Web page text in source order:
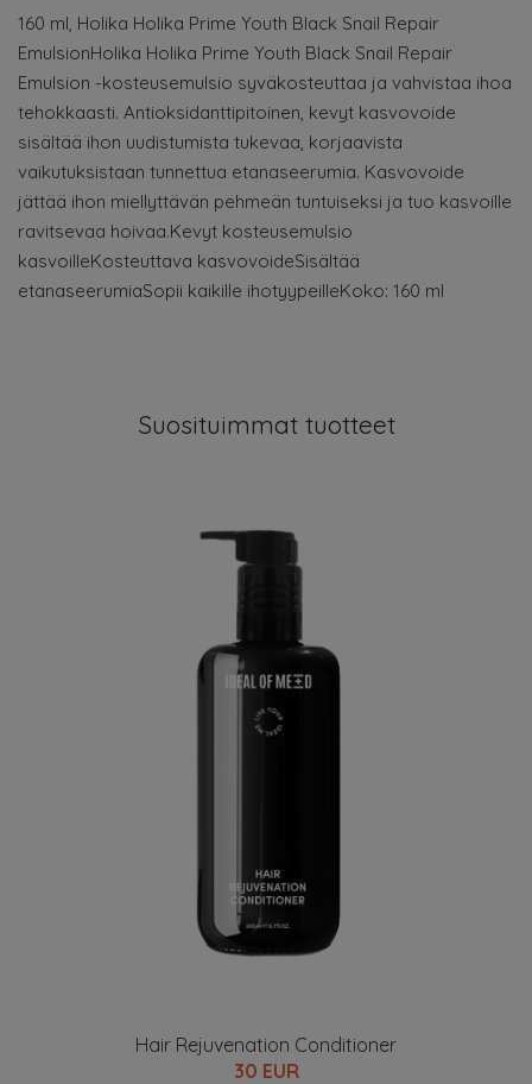
160 ml, Holika Holika Prime Youth Black Snail Repair
EmulsionHolika Holika Prime Youth Black Snail Repair
Emulsion -kosteusemulsio syväkosteuttaa ja vahvistaa ihoa
tehokkaasti. Antioksidanttipitoinen, kevyt kasvovoide
sisältää ihon uudistumista tukevaa, korjaavista
vaikutuksistaan tunnettua etanaseerumia. Kasvovoide
jättää ihon miellyttävän pehmeän tuntuiseksi ja tuo kasvoille
ravitsevaa hoivaa.Kevyt kosteusemulsio
kasvoilleKosteuttava kasvovoideSisältää
etanaseerumiaSopii kaikille ihotyypeilleKoko: 160 ml
Suosituimmat tuotteet
Hair Rejuvenation Conditioner
30 EUR